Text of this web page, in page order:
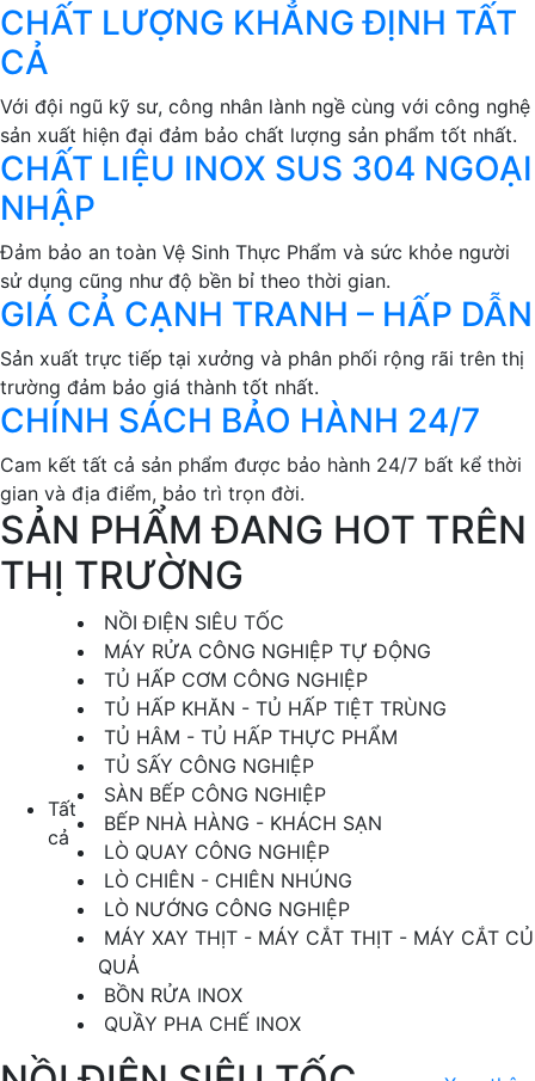
CHẤT LƯỢNG KHẲNG ĐỊNH TẤT
CẢ
Với đội ngũ kỹ sư, công nhân lành ngề cùng với công nghệ
sản xuất hiện đại đảm bảo chất lượng sản phẩm tốt nhất.
CHẤT LIỆU INOX SUS 304 NGOẠI
NHẬP
Đảm bảo an toàn Vệ Sinh Thực Phẩm và sức khỏe người
sử dụng cũng như độ bền bỉ theo thời gian.
GIÁ CẢ CẠNH TRANH – HẤP DẪN
Sản xuất trực tiếp tại xưởng và phân phối rộng rãi trên thị
trường đảm bảo giá thành tốt nhất.
CHÍNH SÁCH BẢO HÀNH 24/7
Cam kết tất cả sản phẩm được bảo hành 24/7 bất kể thời
gian và địa điểm, bảo trì trọn đời.
SẢN PHẨM ĐANG HOT TRÊN
THỊ TRƯỜNG
Tất
cả
NỒI ĐIỆN SIÊU TỐC
MÁY RỬA CÔNG NGHIỆP TỰ ĐỘNG
TỦ HẤP CƠM CÔNG NGHIỆP
TỦ HẤP KHĂN - TỦ HẤP TIỆT TRÙNG
TỦ HÂM - TỦ HẤP THỰC PHẨM
TỦ SẤY CÔNG NGHIỆP
SÀN BẾP CÔNG NGHIỆP
BẾP NHÀ HÀNG - KHÁCH SẠN
LÒ QUAY CÔNG NGHIỆP
LÒ CHIÊN - CHIÊN NHÚNG
LÒ NƯỚNG CÔNG NGHIỆP
MÁY XAY THỊT - MÁY CẮT THỊT - MÁY CẮT CỦ
QUẢ
BỒN RỬA INOX
QUẦY PHA CHẾ INOX